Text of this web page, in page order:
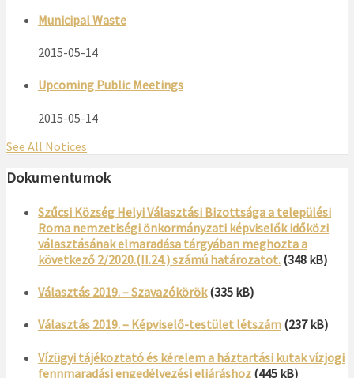
Municipal Waste
2015-05-14
Upcoming Public Meetings
2015-05-14
See All Notices
Dokumentumok
Szűcsi Község Helyi Választási Bizottsága a települési
Roma nemzetiségi önkormányzati képviselők időközi
választásának elmaradása tárgyában meghozta a
következő 2/2020.(II.24.) számú határozatot. (348 kB)
Választás 2019. – Szavazókörök (335 kB)
Választás 2019. – Képviselő-testület létszám (237 kB)
Vízügyi tájékoztató és kérelem a háztartási kutak vízjogi
fennmaradási engedélyezési eljáráshoz (445 kB)